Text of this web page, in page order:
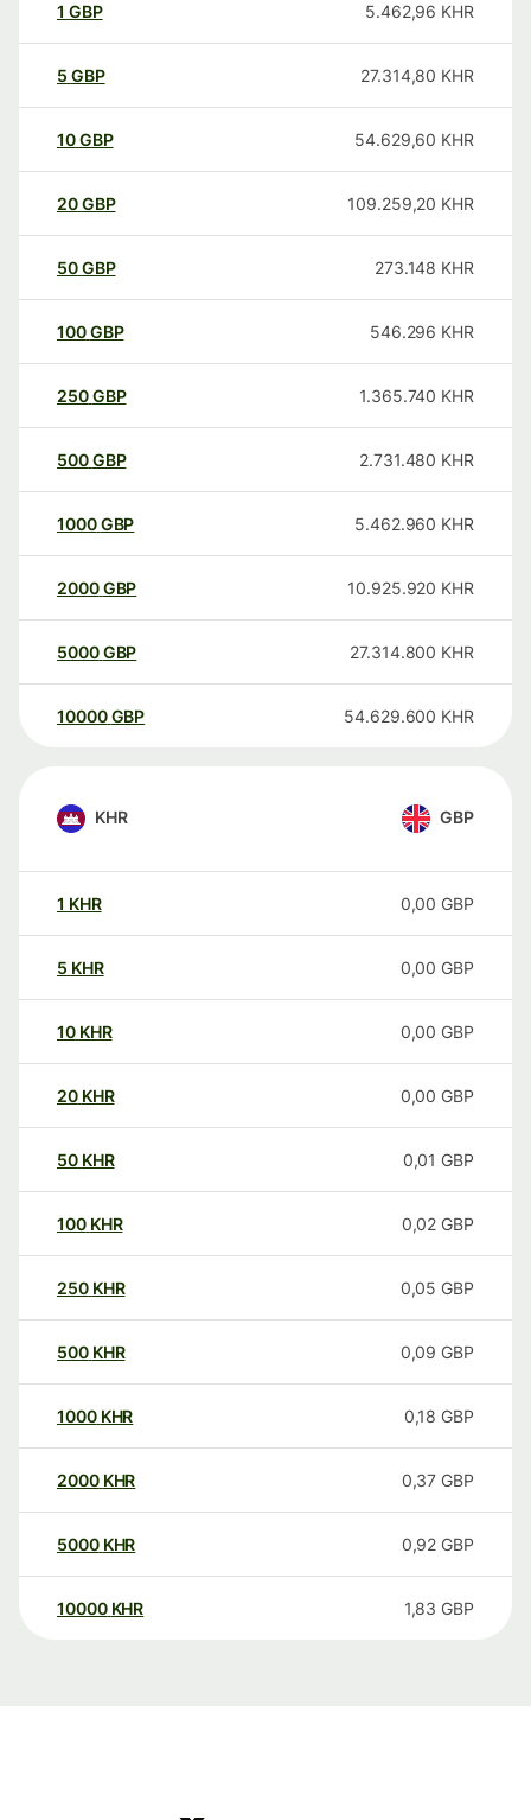
1 GBP 5.462,96 KHR
5 GBP 27.314,80 KHR
10GBP 54.629,60 KHR
20GBP 109.259,20 KHR
50GBP 273.148 KHR
100GBP 546.296 KHR
250GBP 1.365.740 KHR
500GBP 2.731.480 KHR
1000GBP 5.462.960 KHR
2000GBP 10.925.920 KHR
5000GBP 27.314.800 KHR
10000 GBP 54.629.600 KHR
KHR GBP
1 KHR 0,00 GBP
5 KHR 0,00 GBP
10 KHR 0,00 GBP
20 KHR 0,00 GBP
50 KHR 0,01 GBP
100 KHR 0,02 GBP
250 KHR 0,05 GBP
500 KHR 0,09 GBP
1000 KHR 0,18 GBP
2000 KHR 0,37 GBP
5000 KHR 0,92 GBP
10000 KHR 1,83 GBP